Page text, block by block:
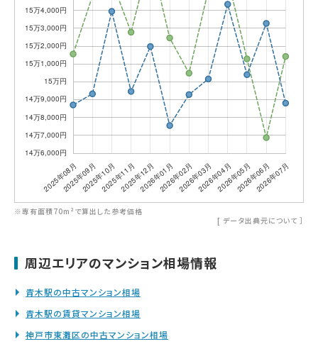
※専有面積70m²で算出した参考価格
[ データ出典元について ］
周辺エリアのマンション相場情報
青木駅の中古マンション相場
青木駅の賃貸マンション相場
神戸市東灘区の中古マンション相場